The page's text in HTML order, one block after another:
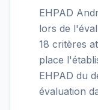
EHPAD
lors de
18 critères
place
EHPAD du
évaluation